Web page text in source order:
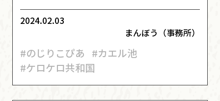
2024.02.03
まんぼう（事務所）
#のじりこぴあ #カエル池
#ケロケロ共和国